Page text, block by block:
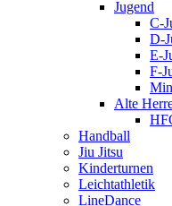
Jugend
C-
D-
E-
F-
Alte
Handball
Jiu Jitsu
Kinderturnen
Leichtathletik
LineDance